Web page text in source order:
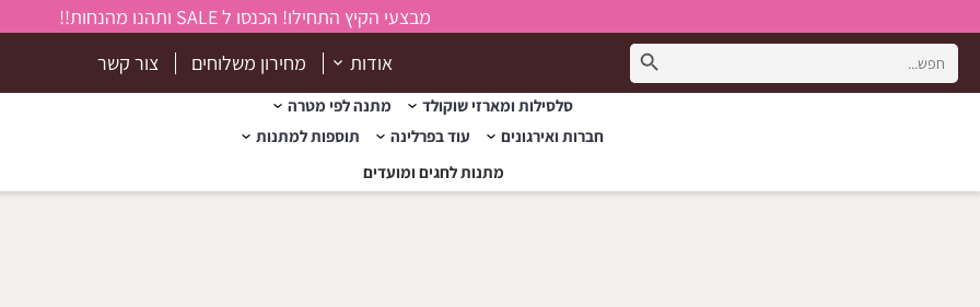
מבצעי הקיץ התחילו! הכנסו ל SALE ותהנו מהנחות!!
Search
for:
Search Button
אודות מחירון משלוחים צור קשר
סלסילות ומארזי שוקולד
מתנה לפי מטרה
חברות ואירגונים
עוד בפרלינה
תוספות למתנות
מתנות לחגים ומועדים